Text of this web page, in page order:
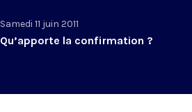
Samedi 11 juin 2011
Qu’apporte la confirmation ?